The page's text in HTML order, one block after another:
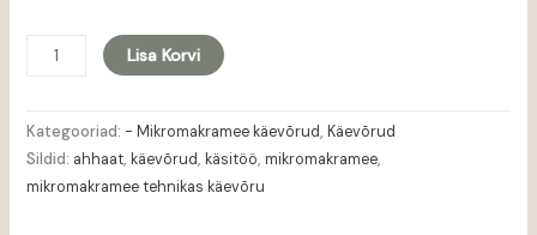
Lisa Korvi
Kategooriad: - Mikromakramee käevõrud, Käevõrud
Sildid: ahhaat, käevõrud, käsitöö, mikromakramee,
mikromakramee tehnikas käevõru